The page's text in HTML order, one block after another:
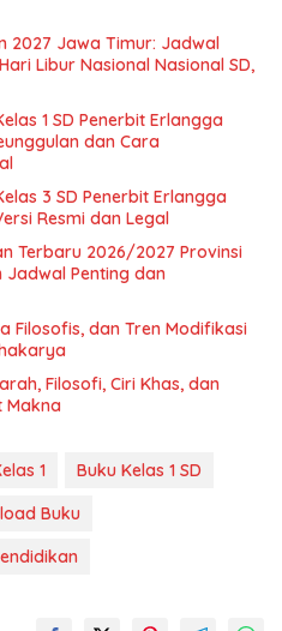
2027 Jawa Timur: Jadwal
Libur Nasional Nasional SD,
1 SD Penerbit Erlangga
dan Cara
3 SD Penerbit Erlangga
Resmi dan Legal
Terbaru 2026/2027 Provinsi
Penting dan
Filosofis, dan Tren Modifikasi
Filosofi, Ciri Khas, dan
Makna
1
Buku Kelas 1 SD
Buku